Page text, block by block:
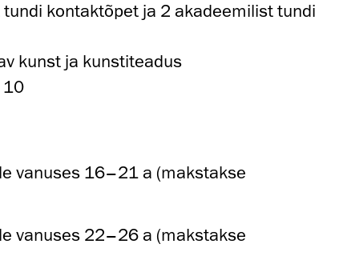
kontaktõpet ja 2 akadeemilist tundi
kunst ja kunstiteadus
10
vanuses 16–21 a (makstakse
vanuses 22–26 a (makstakse